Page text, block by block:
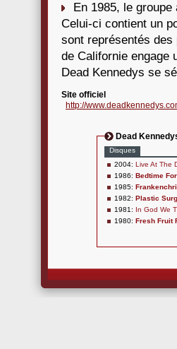
En 1985, le
Celui-ci contient un
sont représentés
de Californie engage
Dead Kennedys se
Site officiel
http://
Dead
Disques
2004: Live At The
1986: Bedtime
1985:
1982: Plastic
1981: In God We
1980: Fresh Fruit